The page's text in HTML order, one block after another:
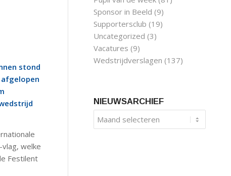
stond
welke
Festilent
Sponsor in Beeld (9)
Supportersclub (19)
Uncategorized (3)
Vacatures (9)
Wedstrijdverslagen (137)
NIEUWSARCHIEF